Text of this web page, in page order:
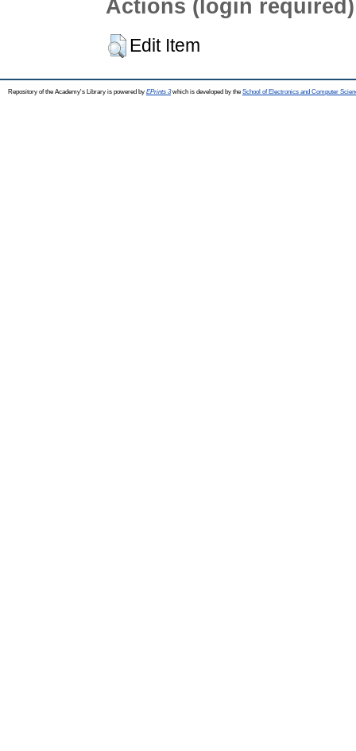
Actions (login required)
Edit Item
Repository of the Academy's Library is powered by EPrints 3which is developed by the School of Electronics and Computer